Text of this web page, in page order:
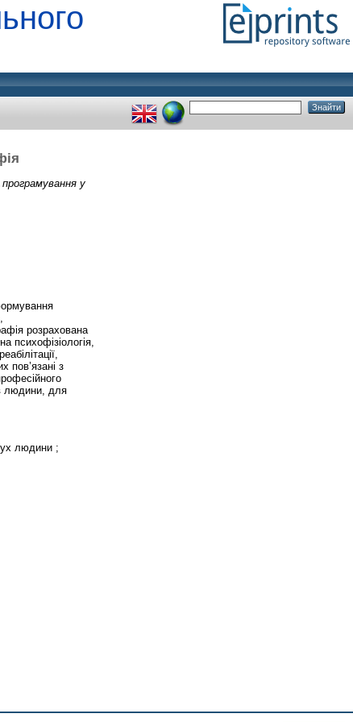
програмування у
розрахована
психофізіологія,
пов’язані з
людини, для
людини ;